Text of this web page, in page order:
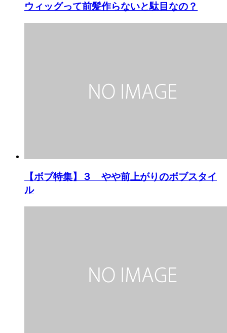
ウィッグって前髪作らないと駄目なの？
【ボブ特集】３ やや前上がりのボブスタイ
ル